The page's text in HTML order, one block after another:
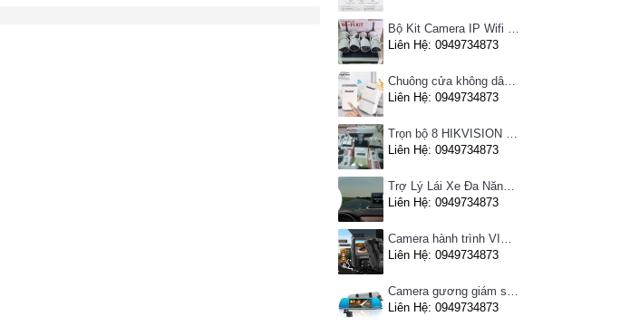
Bộ Kit Camera IP Wifi HIKVISION
Liên Hệ: 0949734873
Chuông cửa không dây Pingron
Liên Hệ: 0949734873
Trọn bộ 8 HIKVISION giá rẻ
Liên Hệ: 0949734873
Trợ Lý Lái Xe Đa Năng Phiên Bản Màn Hình Taplo Tự Động
Liên Hệ: 0949734873
Camera hành trình VIETMAP C63 - Ghi hình phía trước, kết nối Wifi
Liên Hệ: 0949734873
Camera gương giám sát hành trình VIETMAP iDVR P1 định vị trực tuyến, kết nối cam lùi, Hotspot 3G
Liên Hệ: 0949734873